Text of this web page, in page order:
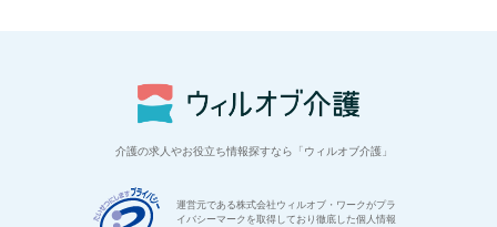
介護の求人やお役立ち情報探すなら「ウィルオブ介護」
運営元である株式会社ウィルオブ・ワークがプラ
イバシーマークを取得しており徹底した個人情報